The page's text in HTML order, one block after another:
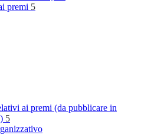
premi 5
ai premi (da pubblicare in
5